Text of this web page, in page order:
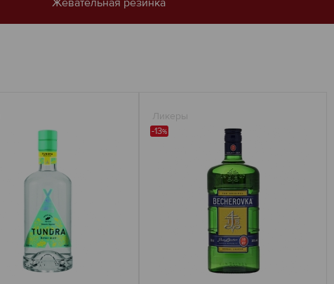
Жевательная резинка
Ликеры
-13%